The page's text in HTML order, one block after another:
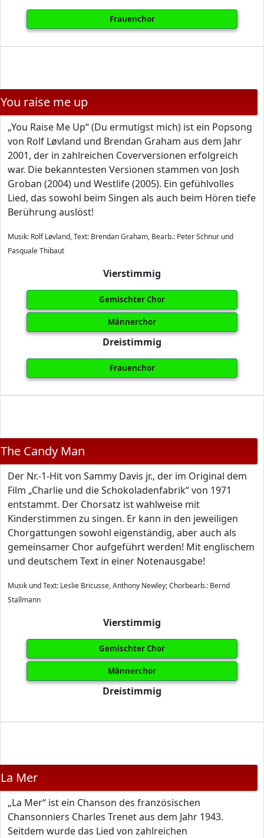
Frauenchor
You raise me up
„You Raise Me Up“ (Du ermutigst mich) ist ein Popsong
von Rolf Løvland und Brendan Graham aus dem Jahr
2001, der in zahlreichen Coverversionen erfolgreich
war. Die bekanntesten Versionen stammen von Josh
Groban (2004) und Westlife (2005). Ein gefühlvolles
Lied, das sowohl beim Singen als auch beim Hören tiefe
Berührung auslöst!
Musik: Rolf Løvland, Text: Brendan Graham, Bearb.: Peter Schnur und
Pasquale Thibaut
Vierstimmig
Gemischter Chor
Männerchor
Dreistimmig
Frauenchor
The Candy Man
Der Nr.-1-Hit von Sammy Davis jr., der im Original dem
Film „Charlie und die Schokoladenfabrik“ von 1971
entstammt. Der Chorsatz ist wahlweise mit
Kinderstimmen zu singen. Er kann in den jeweiligen
Chorgattungen sowohl eigenständig, aber auch als
gemeinsamer Chor aufgeführt werden! Mit englischem
und deutschem Text in einer Notenausgabe!
Musik und Text: Leslie Bricusse, Anthony Newley; Chorbearb.: Bernd
Stallmann
Vierstimmig
Gemischter Chor
Männerchor
Dreistimmig
La Mer
„La Mer“ ist ein Chanson des französischen
Chansonniers Charles Trenet aus dem Jahr 1943.
Seitdem wurde das Lied von zahlreichen